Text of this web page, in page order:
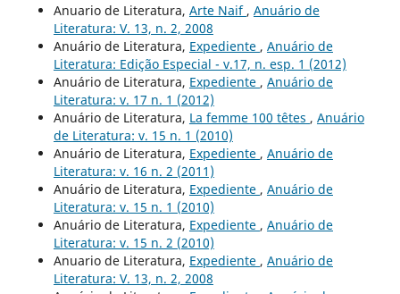
Anuario de Literatura, Arte Naif , Anuário de
Literatura: V. 13, n. 2, 2008
Anuário de Literatura, Expediente , Anuário de
Literatura: Edição Especial - v.17, n. esp. 1 (2012)
Anuário de Literatura, Expediente , Anuário de
Literatura: v. 17 n. 1 (2012)
Anuário de Literatura, La femme 100 têtes , Anuário
de Literatura: v. 15 n. 1 (2010)
Anuário de Literatura, Expediente , Anuário de
Literatura: v. 16 n. 2 (2011)
Anuário de Literatura, Expediente , Anuário de
Literatura: v. 15 n. 1 (2010)
Anuário de Literatura, Expediente , Anuário de
Literatura: v. 15 n. 2 (2010)
Anuario de Literatura, Expediente , Anuário de
Literatura: V. 13, n. 2, 2008